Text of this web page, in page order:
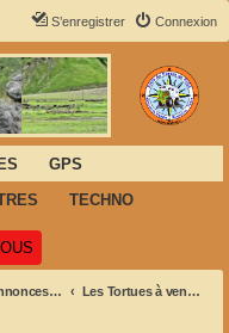
Connexion
S’enregistrer
GPS
TECHNO
Les petites annonces de Félix Les Tortues à vendre sur le Net: